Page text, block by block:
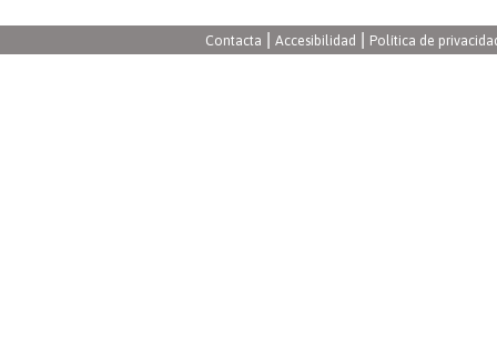
Contacta Accesibilidad Política de